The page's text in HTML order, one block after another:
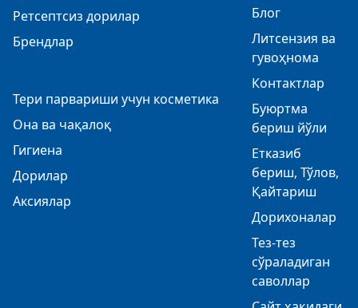
Ретсептсиз дорилар
Брендлар
Тери парвариши учун косметика
Она ва чақалоқ
Гигиена
Дорилар
Аксиялар
Блог
Литсензия ва
гувоҳнома
Контактлар
Буюртма
бериш йўли
Етказиб
бериш, Тўлов,
Қайтариш
Дорихоналар
Тез-тез
сўраладиган
саволлар